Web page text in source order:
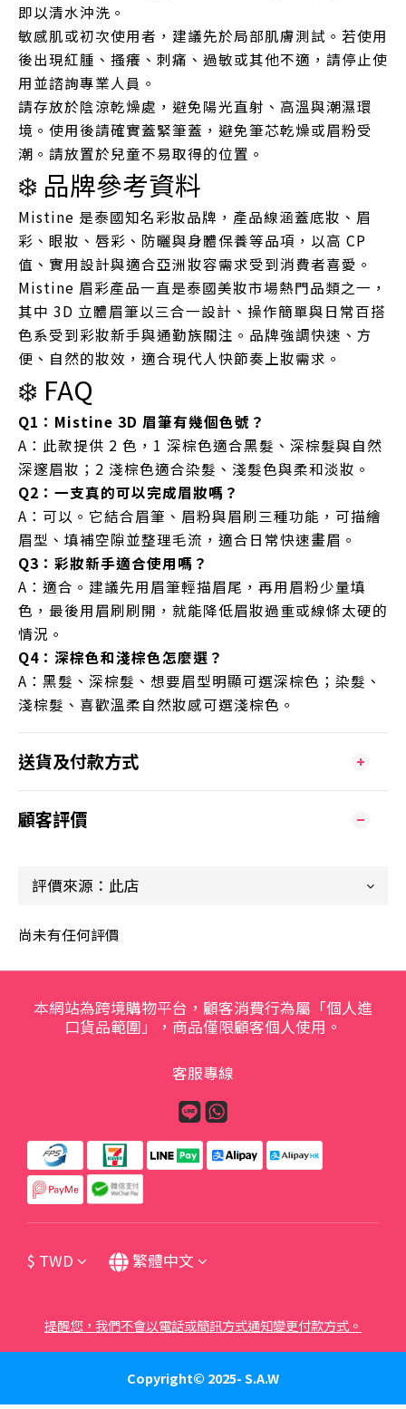
即以清水沖洗。
敏感肌或初次使用者，建議先於局部肌膚測試。若使用
後出現紅腫、搔癢、刺痛、過敏或其他不適，請停止使
用並諮詢專業人員。
請存放於陰涼乾燥處，避免陽光直射、高溫與潮濕環
境。使用後請確實蓋緊筆蓋，避免筆芯乾燥或眉粉受
潮。請放置於兒童不易取得的位置。
❄️ 品牌參考資料
Mistine 是泰國知名彩妝品牌，產品線涵蓋底妝、眉
彩、眼妝、唇彩、防曬與身體保養等品項，以高 CP
值、實用設計與適合亞洲妝容需求受到消費者喜愛。
Mistine 眉彩產品一直是泰國美妝市場熱門品類之一，
其中 3D 立體眉筆以三合一設計、操作簡單與日常百搭
色系受到彩妝新手與通勤族關注。品牌強調快速、方
便、自然的妝效，適合現代人快節奏上妝需求。
❄️ FAQ
Q1：Mistine 3D 眉筆有幾個色號？
A：此款提供 2 色，1 深棕色適合黑髮、深棕髮與自然
深邃眉妝；2 淺棕色適合染髮、淺髮色與柔和淡妝。
Q2：一支真的可以完成眉妝嗎？
A：可以。它結合眉筆、眉粉與眉刷三種功能，可描繪
眉型、填補空隙並整理毛流，適合日常快速畫眉。
Q3：彩妝新手適合使用嗎？
A：適合。建議先用眉筆輕描眉尾，再用眉粉少量填
色，最後用眉刷刷開，就能降低眉妝過重或線條太硬的
情況。
Q4：深棕色和淺棕色怎麼選？
A：黑髮、深棕髮、想要眉型明顯可選深棕色；染髮、
淺棕髮、喜歡溫柔自然妝感可選淺棕色。
送貨及付款方式
顧客評價
尚未有任何評價
本網站為跨境購物平台，顧客消費行為屬「個人進
口貨品範圍」，商品僅限顧客個人使用。
客服專線
$ TWD 繁體中文
提醒您，我們不會以電話或簡訊方式通知變更付款方式。
Copyright© 2025- S.A.W